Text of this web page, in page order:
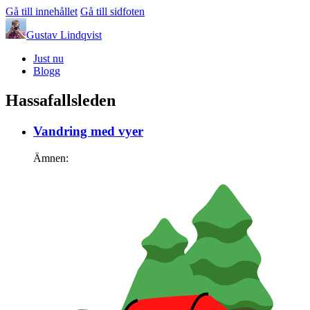
Gå till innehållet Gå till sidfoten
Gustav Lindqvist
Just nu
Blogg
Hassafallsleden
Vandring med vyer
Ämnen: